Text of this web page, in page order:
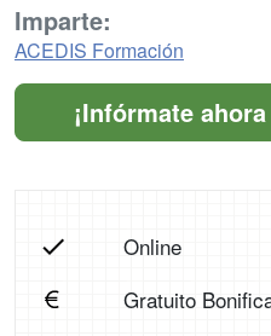
Imparte:
ACEDIS Formación
¡Infórmate
Online
Gratuito